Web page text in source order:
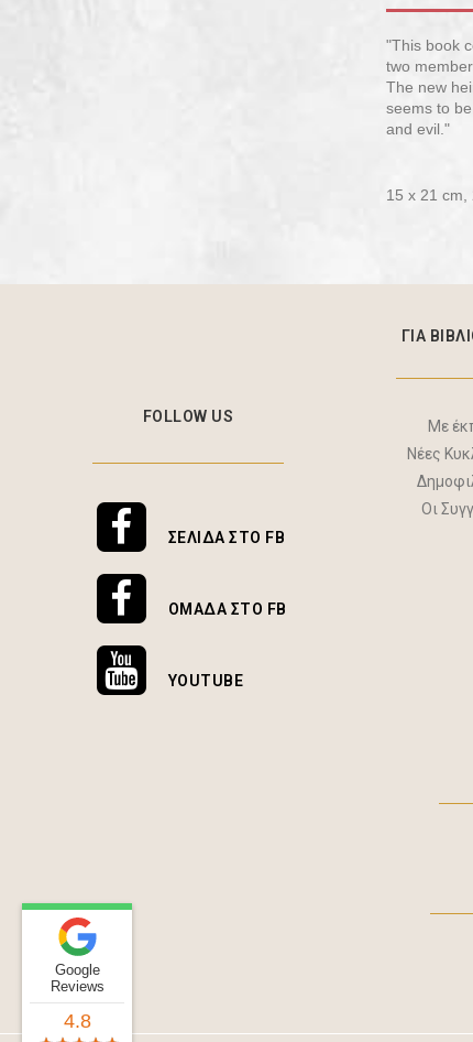
"This book
two
The new
seems to
and evil."
15 x 21 cm,
FOLLOW US
ΣΕΛΊΔΑ ΣΤΟ FB
ΟΜΆΔΑ ΣΤΟ FB
YOUTUBE
ΓΙΑ
Με
Νέες
Οι
Google
Reviews
4.8